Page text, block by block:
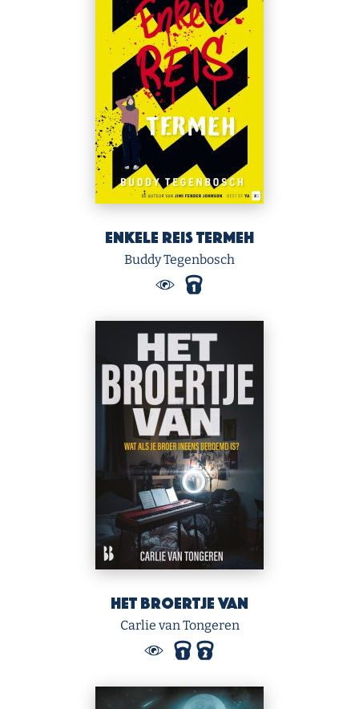
Enkele reis Termeh
Buddy Tegenbosch
Het broertje van
Carlie van Tongeren